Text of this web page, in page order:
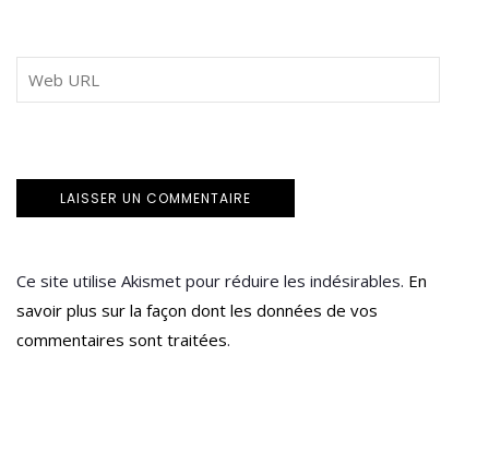
Ce site utilise Akismet pour réduire les indésirables. En
savoir plus sur la façon dont les données de vos
commentaires sont traitées.